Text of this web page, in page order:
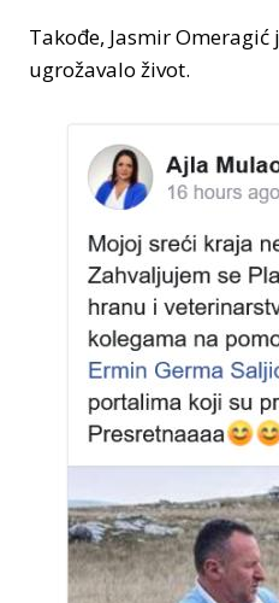
Takođe, Jasmir
ugrožavalo život.